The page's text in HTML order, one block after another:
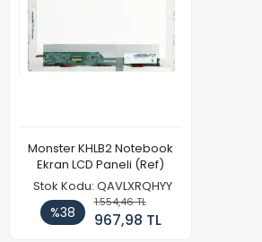
Monster KHLB2 Notebook
Ekran LCD Paneli (Ref)
Stok Kodu: QAVLXRQHYY
%38
1.554,46 TL
967,98 TL